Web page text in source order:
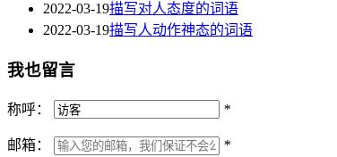
2022-03-19描写对人态度的词语
2022-03-19描写人动作神态的词语
我也留言
称呼： *
邮箱： *